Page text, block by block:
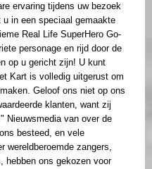
ervaring tijdens uw bezoek
in een speciaal gemaakte
Real Life SuperHero Go-
personage en rijd door de
op u gericht zijn! U kunt
Kart is volledig uitgerust om
Geloof ons niet op ons
klanten, want zij
Nieuwsmedia van over de
besteed, en vele
wereldberoemde zangers,
hebben ons gekozen voor